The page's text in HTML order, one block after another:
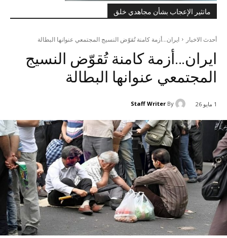
ماتثير الإعجاب بشأن مجاهدي خلق
أحدث الاخبار ایران...أزمة كامنة تُقوّض النسيج المجتمعي عنوانها البطالة
ایران…أزمة كامنة تُقوّض النسيج
المجتمعي عنوانها البطالة
1 مايو 26 By
Staff Writer